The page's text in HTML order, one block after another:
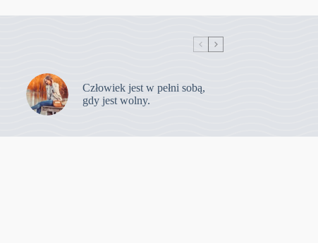
Człowiek jest w pełni sobą,
gdy jest wolny.